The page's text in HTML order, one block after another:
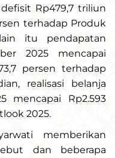
Rp479,7 triliun
terhadap Produk
itu pendapatan
2025 mencapai
persen terhadap
realisasi belanja
mencapai Rp2.593
2025.
memberikan
dan beberapa